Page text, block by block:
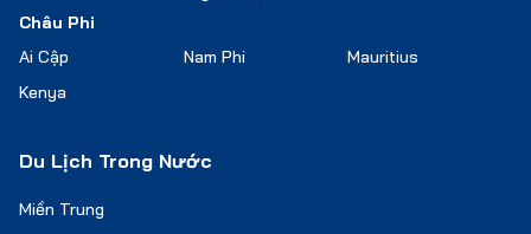
Châu Phi
Ai Cập
Nam Phi
Mauritius
Kenya
Du Lịch Trong Nước
Miền Trung